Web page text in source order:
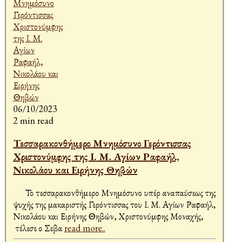
06/10/2023
2 min read
Τεσσαρακονθήμερο Μνημόσυνο Γερόντισσας
Χριστονύμφης της Ι. Μ. Αγίων Ραφαήλ,
Νικολάου και Ειρήνης Θηβών
ψυχής της μακαριστής Γερόντισσας του Ι. Μ. Αγίων Ραφαήλ,
Νικολάου και Ειρήνης Θηβών, Χριστονύμφης Μοναχής,
τέλεσε ο Σεβαread more..